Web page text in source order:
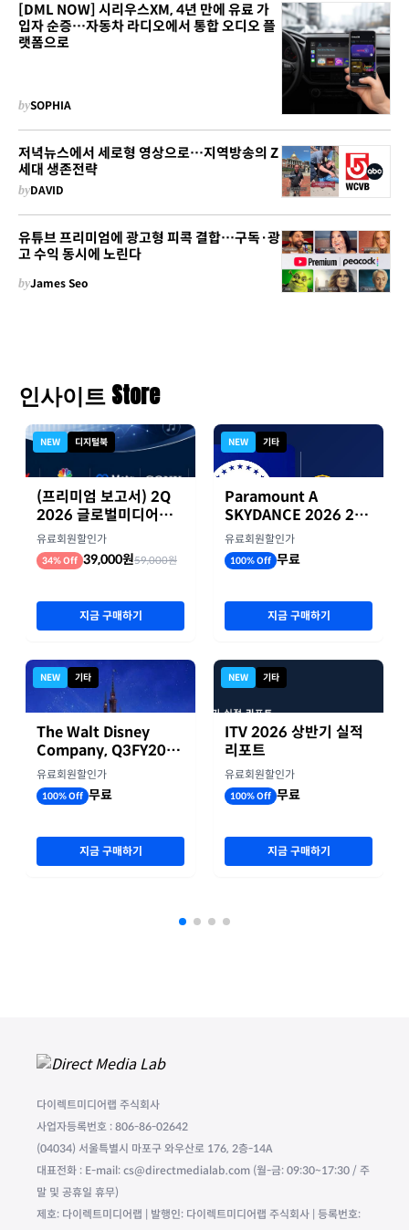
[DML NOW] 시리우스XM, 4년 만에 유료 가
입자 순증…자동차 라디오에서 통합 오디오 플
랫폼으로
bySOPHIA
저녁뉴스에서 세로형 영상으로…지역방송의 Z
세대 생존전략
byDAVID
유튜브 프리미엄에 광고형 피콕 결합…구독·광
고 수익 동시에 노린다
byJames Seo
인사이트 Store
NEW 디지털북
(프리미엄 보고서) 2Q
2026 글로벌미디어기
업 실적 종합 보고서
유료회원할인가
34% Off 39,000원59,000원
지금 구매하기
NEW 기타
The Walt Disney
Company, Q3FY2026
실적자료
유료회원할인가
100% Off 무료
지금 구매하기
NEW 기타
Paramount A
SKYDANCE 2026 2분
기 실적
유료회원할인가
100% Off 무료
지금 구매하기
NEW 기타
ITV 2026 상반기 실적
리포트
유료회원할인가
100% Off 무료
지금 구매하기
다이렉트미디어랩 주식회사
사업자등록번호 : 806-86-02642
(04034) 서울특별시 마포구 와우산로 176, 2층-14A
대표전화 : E-mail: cs@directmedialab.com (월-금: 09:30~17:30 / 주
말 및 공휴일 휴무)
제호: 다이렉트미디어랩 | 발행인: 다이렉트미디어랩 주식회사 | 등록번호: